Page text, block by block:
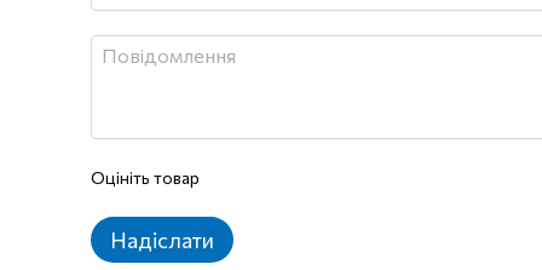
Оцініть товар
Надіслати